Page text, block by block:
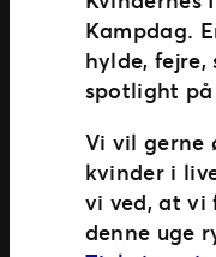
Ticketmaster
Kampdag.
hylde,
spotlight
Vi vil gerne
kvinder i
vi ved, at vi
denne uge